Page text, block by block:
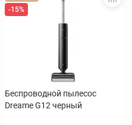
-15%
Беспроводной пылесос
Dreame G12 черный